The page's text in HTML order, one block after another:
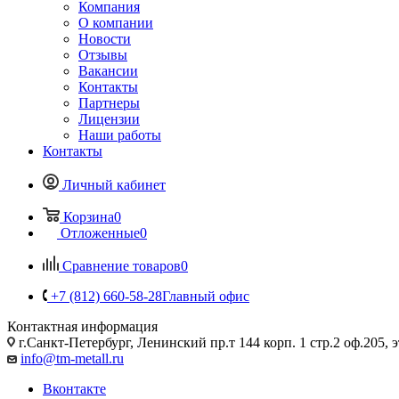
Компания
О компании
Новости
Отзывы
Вакансии
Контакты
Партнеры
Лицензии
Наши работы
Контакты
Личный кабинет
Корзина0
Отложенные0
Сравнение товаров0
+7 (812) 660-58-28Главный офис
Контактная информация
г.Санкт-Петербург, Ленинский пр.т 144 корп. 1 стр.2 оф.205,
info@tm-metall.ru
Вконтакте